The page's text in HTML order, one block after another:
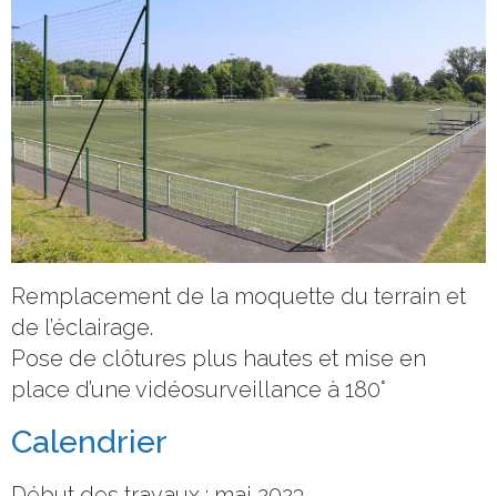
Remplacement de la moquette du terrain et
de l’éclairage.
Pose de clôtures plus hautes et mise en
place d’une vidéosurveillance à 180°
Calendrier